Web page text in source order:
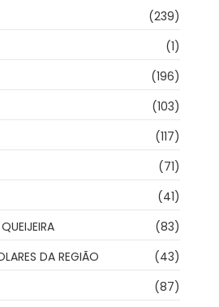
(239)
(1)
(196)
(103)
(117)
(71)
(41)
(83)
DA REGIÃO
(43)
(87)